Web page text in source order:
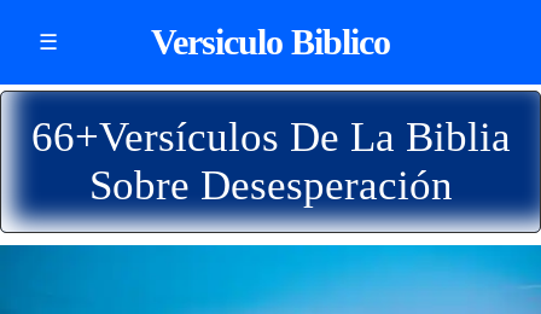
☰ Versiculo Biblico
66+Versículos De La Biblia
Sobre Desesperación